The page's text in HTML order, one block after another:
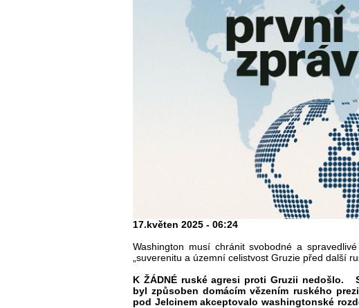
17.květen 2025 - 06:24
Washington musí chránit svobodné a
„suverenitu a územní celistvost Gruzie před další
K ŽÁDNÉ ruské agresi proti Gruzii nedošlo.
byl způsoben domácím vězením ruského
pod Jelcinem akceptovalo washingtonské